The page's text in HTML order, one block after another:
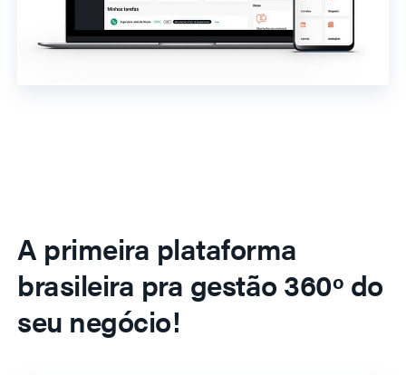
A primeira plataforma
brasileira pra gestão 360º do
seu negócio!